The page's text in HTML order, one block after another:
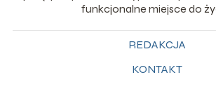
funkcjonalne miejsce do
REDAKCJA
KONTAKT